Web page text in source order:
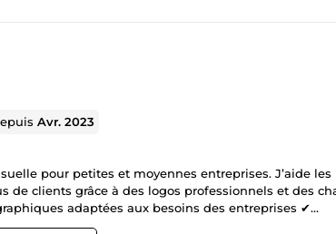
Avr. 2023
pour petites et moyennes entreprises. J’aide les
clients grâce à des logos professionnels et des
adaptées aux besoins des entreprises ✔
de marque solide, même aux entreprises avec un